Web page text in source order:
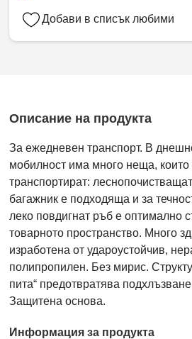
Добави в списък любими
Описание на продукта
За ежедневен транспорт. В
мобилност има много неща, които
транспортират:
багажник е подходяща и за
леко повдигнат ръб е оптимално
товарното пространство. Много
изработена от удароустойчив,
полипропилен. Без мирис.
пита“ предотвратява
Защитена основа.
Информация за продукта